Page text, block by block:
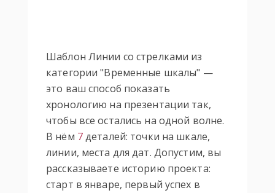
Шаблон Линии со стрелками из
категории "Временные шкалы" —
это ваш способ показать
хронологию на презентации так,
чтобы все остались на одной волне.
В нём 7деталей: точки на шкале,
линии, места для дат. Допустим, вы
рассказываете историю проекта:
старт в январе, первый успех в